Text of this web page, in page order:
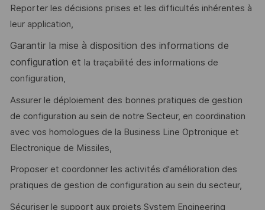
Reporter les décisions prises et les difficultés inhérentes à
leur application,
Garantir la mise à disposition des informations de
configuration et la traçabilité des informations de
configuration,
Assurer le déploiement des bonnes pratiques de gestion
de configuration au sein de notre Secteur, en coordination
avec vos homologues de la Business Line Optronique et
Electronique de Missiles,
Proposer et coordonner les activités d'amélioration des
pratiques de gestion de configuration au sein du secteur,
Sécuriser le support aux projets System Engineering